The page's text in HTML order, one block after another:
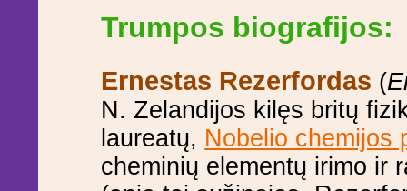
Trumpos biografijos:
Ernestas Rezerfordas (
N. Zelandijos kilęs britų
laureatų, Nobelio chemijos
cheminių elementų irimo ir